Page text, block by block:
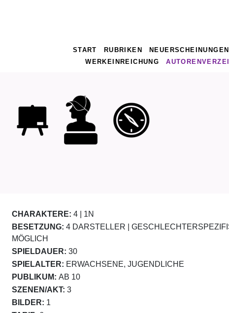
START RUBRIKEN NEUERSCHEINUNGEN
WERKEINREICHUNG
CHARAKTERE: 4 | 1N
BESETZUNG: 4 DARSTELLER |
MÖGLICH
SPIELDAUER: 30
SPIELALTER: ERWACHSENE, JUGENDLICHE
PUBLIKUM: AB 10
SZENEN/AKT: 3
BILDER: 1